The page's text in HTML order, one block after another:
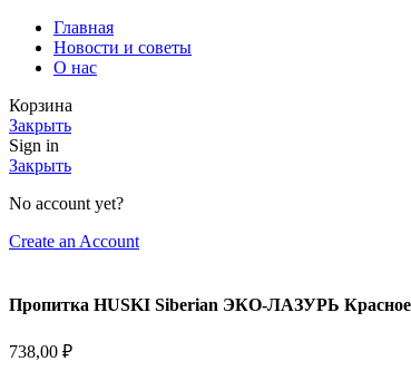
Главная
Новости и советы
О нас
Корзина
Закрыть
Sign in
Закрыть
No account yet?
Create an Account
Пропитка HUSKI Siberian ЭКО-ЛАЗУРЬ Красное
738,00 ₽